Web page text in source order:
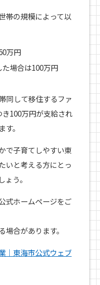
帯の規模によって以
万円
場合は100万円
同して移住するファ
100万円が支給され
。
で子育てしやすい東
いと考える方にとっ
う。
式ホームページをご
合があります。
｜東海市公式ウェブ